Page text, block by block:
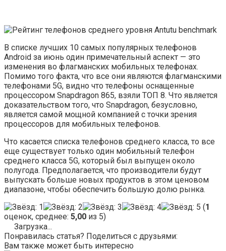
В списке лучших 10 самых популярных телефонов
Android за июнь один примечательный аспект — это
изменения во флагманских мобильных телефонах.
Помимо того факта, что все они являются флагманскими
телефонами 5G, видно что телефоны оснащенные
процессором Snapdragon 865, взяли ТОП 8. Что является
доказательством того, что Snapdragon, безусловно,
является самой мощной компанией с точки зрения
процессоров для мобильных телефонов.
Что касается списка телефонов среднего класса, то все
еще существует только один мобильный телефон
среднего класса 5G, который был выпущен около
полугода. Предполагается, что производители будут
выпускать больше новых продуктов в этом ценовом
диапазоне, чтобы обеспечить большую долю рынка.
(1
оценок, среднее: 5,00 из 5)
Загрузка...
Понравилась статья? Поделиться с друзьями:
Вам также может быть интересно